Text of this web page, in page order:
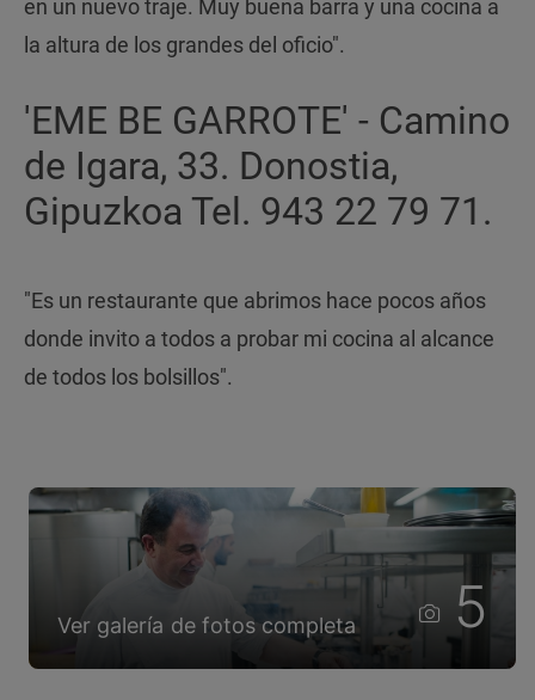
en un nuevo traje. Muy buena barra y una cocina a
la altura de los grandes del oficio".
'EME BE GARROTE' - Camino
de Igara, 33. Donostia,
Gipuzkoa Tel. 943 22 79 71.
"Es un restaurante que abrimos hace pocos años
donde invito a todos a probar mi cocina al alcance
de todos los bolsillos".
Ver galería de fotos completa 5